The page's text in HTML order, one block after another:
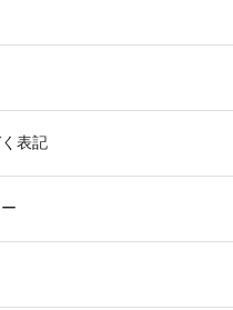
表記